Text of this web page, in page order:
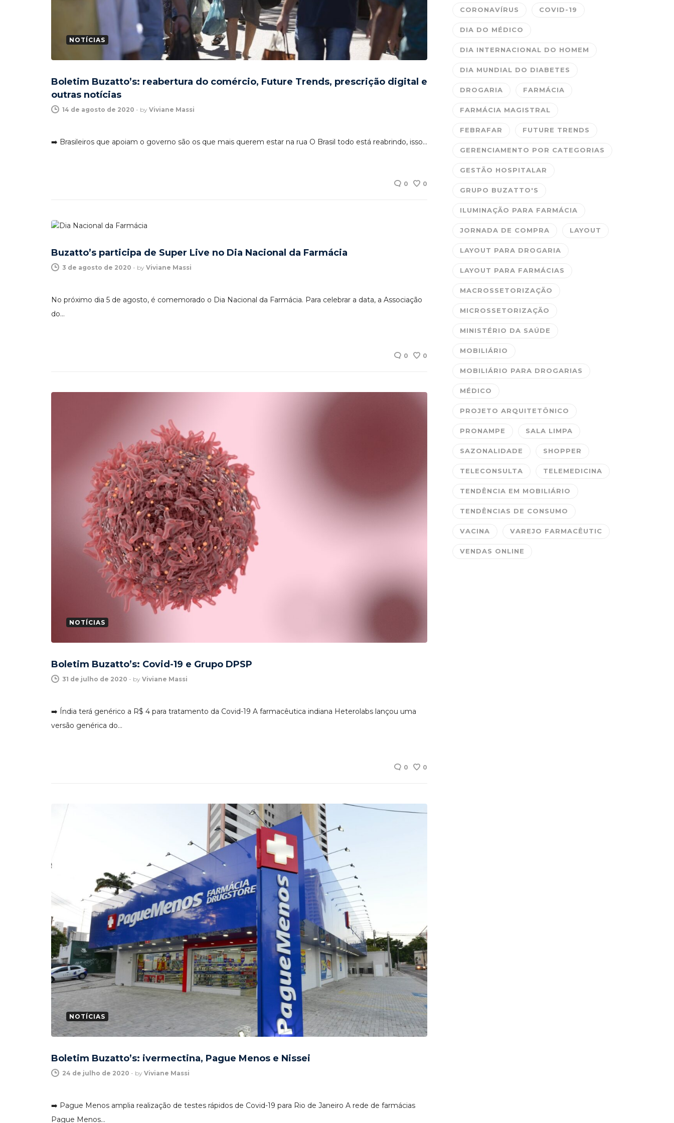
NOTÍCIAS
Boletim Buzatto’s: reabertura do comércio, Future Trends, prescrição digital e
outras notícias
14 de agosto de 2020 - by Viviane Massi
➡️ Brasileiros que apoiam o governo são os que mais querem estar na rua O Brasil todo está reabrindo, isso…
0 0
Buzatto’s participa de Super Live no Dia Nacional da Farmácia
3 de agosto de 2020 - by Viviane Massi
No próximo dia 5 de agosto, é comemorado o Dia Nacional da Farmácia. Para celebrar a data, a Associação
do…
0 0
NOTÍCIAS
Boletim Buzatto’s: Covid-19 e Grupo DPSP
31 de julho de 2020 - by Viviane Massi
➡️ Índia terá genérico a R$ 4 para tratamento da Covid-19 A farmacêutica indiana Heterolabs lançou uma
versão genérica do…
0 0
NOTÍCIAS
Boletim Buzatto’s: ivermectina, Pague Menos e Nissei
24 de julho de 2020 - by Viviane Massi
➡️ Pague Menos amplia realização de testes rápidos de Covid-19 para Rio de Janeiro A rede de farmácias
Pague Menos…
CORONAVÍRUS COVID-19
DIA DO MÉDICO
DIA INTERNACIONAL DO HOMEM
DIA MUNDIAL DO DIABETES
DROGARIA FARMÁCIA
FARMÁCIA MAGISTRAL
FEBRAFAR FUTURE TRENDS
GERENCIAMENTO POR CATEGORIAS
GESTÃO HOSPITALAR
GRUPO BUZATTO'S
ILUMINAÇÃO PARA FARMÁCIA
JORNADA DE COMPRA LAYOUT
LAYOUT PARA DROGARIA
LAYOUT PARA FARMÁCIAS
MACROSSETORIZAÇÃO
MICROSSETORIZAÇÃO
MINISTÉRIO DA SAÚDE
MOBILIÁRIO
MOBILIÁRIO PARA DROGARIAS
MÉDICO
PROJETO ARQUITETÔNICO
PRONAMPE SALA LIMPA
SAZONALIDADE SHOPPER
TELECONSULTA TELEMEDICINA
TENDÊNCIA EM MOBILIÁRIO
TENDÊNCIAS DE CONSUMO
VACINA VAREJO FARMACÊUTIC
VENDAS ONLINE